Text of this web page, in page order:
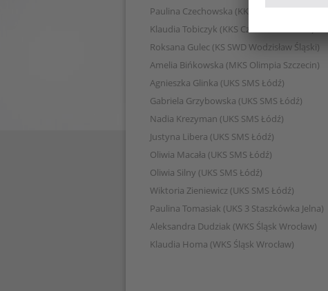
Paulina Czechowska (KKS Czarni
Klaudia Tobiczyk (KKS Czarni Sosnowiec)
Roksana Gulec (KS SWD Wodzisław Śląski)
Amelia Bińkowska (MKS Olimpia Szczecin)
Agnieszka Glinka (UKS SMS Łódź)
Gabriela Grzybowska (UKS SMS Łódź)
Nadia Krezyman (UKS SMS Łódź)
Justyna Libera (UKS SMS Łódź)
Oliwia Macała (UKS SMS Łódź)
Oliwia Silny (UKS SMS Łódź)
Wiktoria Zieniewicz (UKS SMS Łódź)
Paulina Tomasiak (UKS 3 Staszkówka Jelna)
Aleksandra Dudziak (WKS Śląsk Wrocław)
Klaudia Homa (WKS Śląsk Wrocław)